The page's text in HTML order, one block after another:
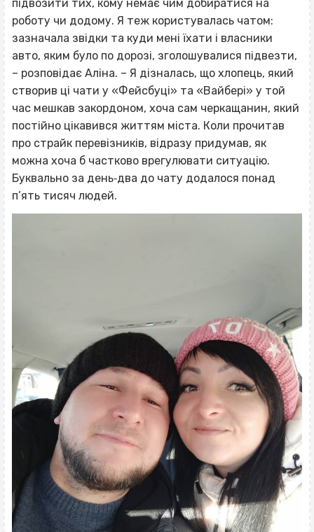
підвозити тих, кому немає чим добиратися на
роботу чи додому. Я теж користувалась чатом:
зазначала звідки та куди мені їхати і власники
авто, яким було по дорозі, зголошувалися підвезти,
– розповідає Аліна. – Я дізналась, що хлопець, який
створив ці чати у «Фейсбуці» та «Вайбері» у той
час мешкав закордоном, хоча сам черкащанин, який
постійно цікавився життям міста. Коли прочитав
про страйк перевізників, відразу придумав, як
можна хоча б частково врегулювати ситуацію.
Буквально за день‐два до чату додалося понад
п’ять тисяч людей.